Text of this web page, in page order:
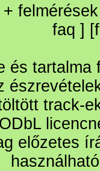
+ felmérések
faq ] [
és
track-
előzetes